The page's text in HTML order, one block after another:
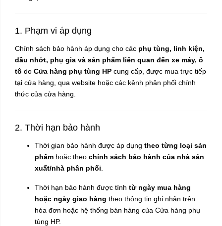
1. Phạm vi áp dụng
Chính sách bảo hành áp dụng cho các phụ tùng, linh kiện,
dầu nhớt, phụ gia và sản phẩm liên quan đến xe máy, ô
tô do Cửa hàng phụ tùng HP cung cấp, được mua trực tiếp
tại cửa hàng, qua website hoặc các kênh phân phối chính
thức của cửa hàng.
2. Thời hạn bảo hành
Thời gian bảo hành được áp dụng theo từng loại sản
phẩm hoặc theo chính sách bảo hành của nhà sản
xuất/nhà phân phối
Thời hạn bảo hành được tính từ ngày mua hàng
hoặc ngày giao hàng theo thông tin ghi nhận trên
hóa đơn hoặc hệ thống bán hàng của Cửa hàng phụ
tùng HP.